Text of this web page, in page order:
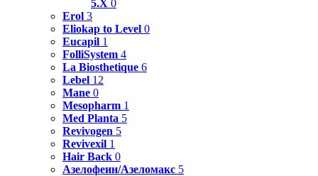
5.Х 0
Erol 3
Eliokap to Level 0
Eucapil 1
FolliSystem 4
La Biosthetique 6
Lebel 12
Mane 0
Mesopharm 1
Med Planta 5
Revivogen 5
Revivexil 1
Hair Back 0
Азелофеин/Aзеломакс 5